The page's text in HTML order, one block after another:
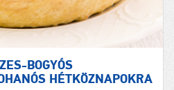
BOGYÓS
HÉTKÖZNAPOKRA